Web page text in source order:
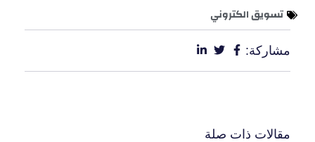
تسويق الكتروني
مشاركة:
مقالات ذات صلة